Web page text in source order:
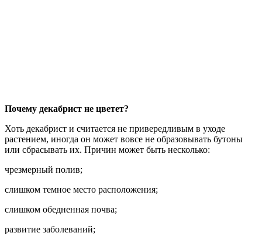
Почему декабрист не цветет?
Хоть декабрист и считается не привередливым в уходе
растением, иногда он может вовсе не образовывать бутоны
или сбрасывать их. Причин может быть несколько:
чрезмерный полив;
слишком темное место расположения;
слишком обедненная почва;
развитие заболеваний;